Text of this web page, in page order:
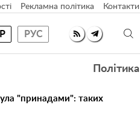
Рекламна політика Контакти
РУС
Політика
"принадами": таких